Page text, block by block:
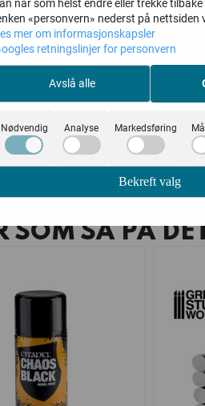
Veterans
Workshop
125,-
Ikke på lager
Kjøp
SOM SÅ PÅ
når som helst endre eller trekke
«personvern» nederst på nettsiden
mer om informasjonskapsler
retningslinjer for personvern
Avslå alle
Nødvendig Analyse Markedsføring
Bekreft valg